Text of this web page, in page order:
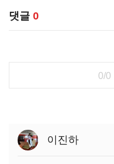
댓글 0
0/0
이진하